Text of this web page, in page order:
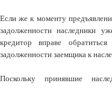
Если же к моменту
задолженности наследники
кредитор вправе
задолженности заемщика к
Поскольку принявшие